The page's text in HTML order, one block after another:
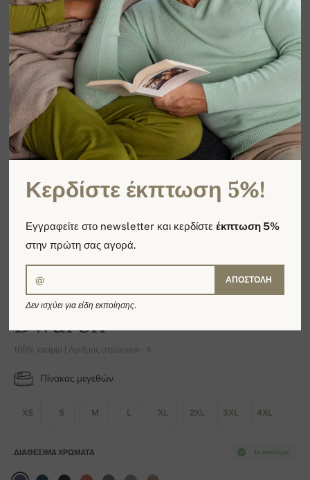
Dwaren
100% κασμίρ | Αριθμός στρώσεων : 4
Πίνακας μεγεθών
XS S M L XL 2XL 3XL 4XL
Σε απόθεμα
ΔΙΑΘΈΣΙΜΑ ΧΡΏΜΑΤΑ
Κερδίστε έκπτωση 5%!
Εγγραφείτε στο newsletter και κερδίστεέκπτωση 5%
στην πρώτη σας αγορά.
ΑΠΟΣΤΟΛΉ
Δεν ισχύει για είδη εκποίησης.